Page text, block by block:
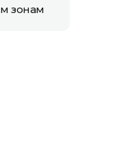
зонам